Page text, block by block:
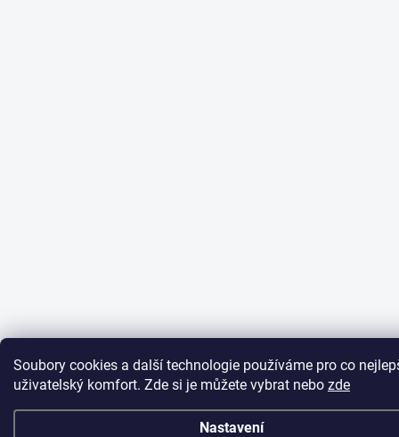
Soubory cookies a další technologie používáme pro co
uživatelský komfort. Zde si je můžete vybrat nebo zde
Nastavení